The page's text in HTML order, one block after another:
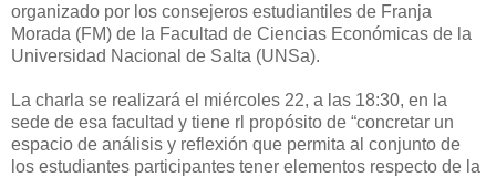
organizado por los consejeros estudiantiles de Franja
Morada (FM) de la Facultad de Ciencias Económicas de la
Universidad Nacional de Salta (UNSa).
La charla se realizará el miércoles 22, a las 18:30, en la
sede de esa facultad y tiene rl propósito de “concretar un
espacio de análisis y reflexión que permita al conjunto de
los estudiantes participantes tener elementos respecto de la